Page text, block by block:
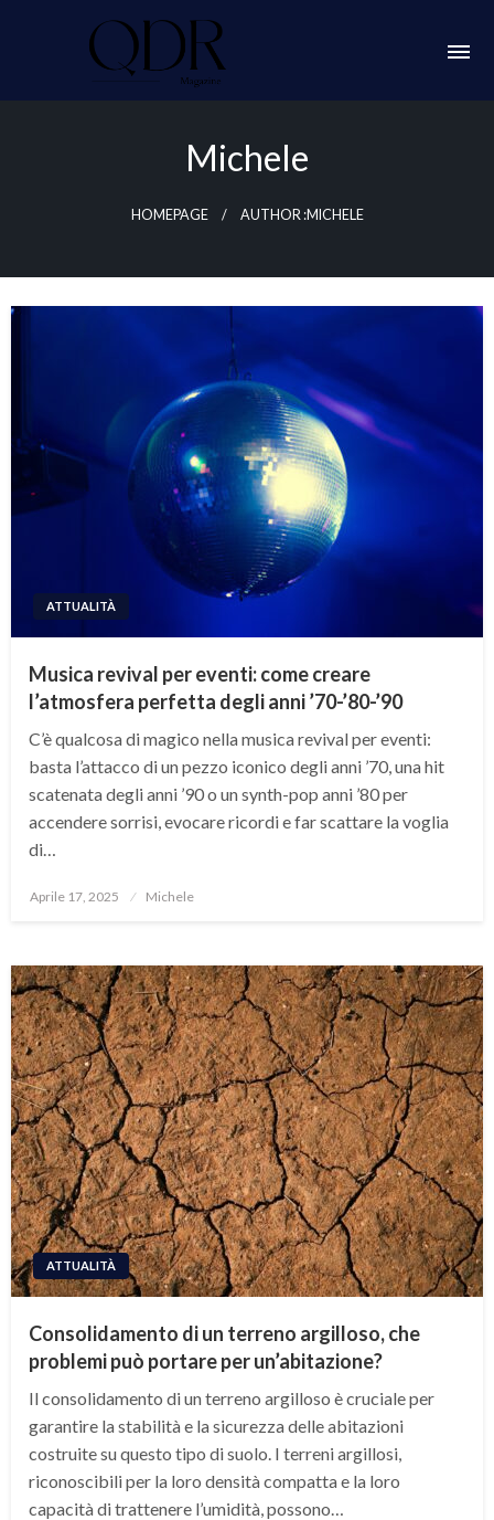
Michele
HOMEPAGE AUTHOR :MICHELE
ATTUALITÀ
Musica revival per eventi: come creare
l’atmosfera perfetta degli anni ’70-’80-’90
C’è qualcosa di magico nella musica revival per eventi:
basta l’attacco di un pezzo iconico degli anni ’70, una hit
scatenata degli anni ’90 o un synth-pop anni ’80 per
accendere sorrisi, evocare ricordi e far scattare la voglia
di…
Posted
Aprile 17, 2025 Michele
ATTUALITÀ
Consolidamento di un terreno argilloso, che
problemi può portare per un’abitazione?
Il consolidamento di un terreno argilloso è cruciale per
garantire la stabilità e la sicurezza delle abitazioni
costruite su questo tipo di suolo. I terreni argillosi,
riconoscibili per la loro densità compatta e la loro
capacità di trattenere l’umidità, possono…